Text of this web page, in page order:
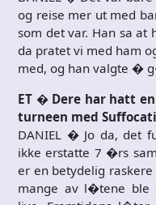
og reise mer ut med
som det var. Han sa at
da pratet vi med ham
med, og han valgte �
ET � Dere har hatt
turneen med
DANIEL � Jo da, det
ikke erstatte 7 �rs
er en betydelig
mange av l�tene ble